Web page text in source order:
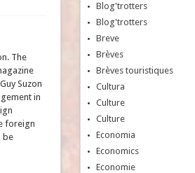
The
Suzon
in
foreign
be
Blog'trotters
Blog'trotters
Breve
Brèves
Brèves touristiques
Cultura
Culture
Culture
Economia
Economics
Economie